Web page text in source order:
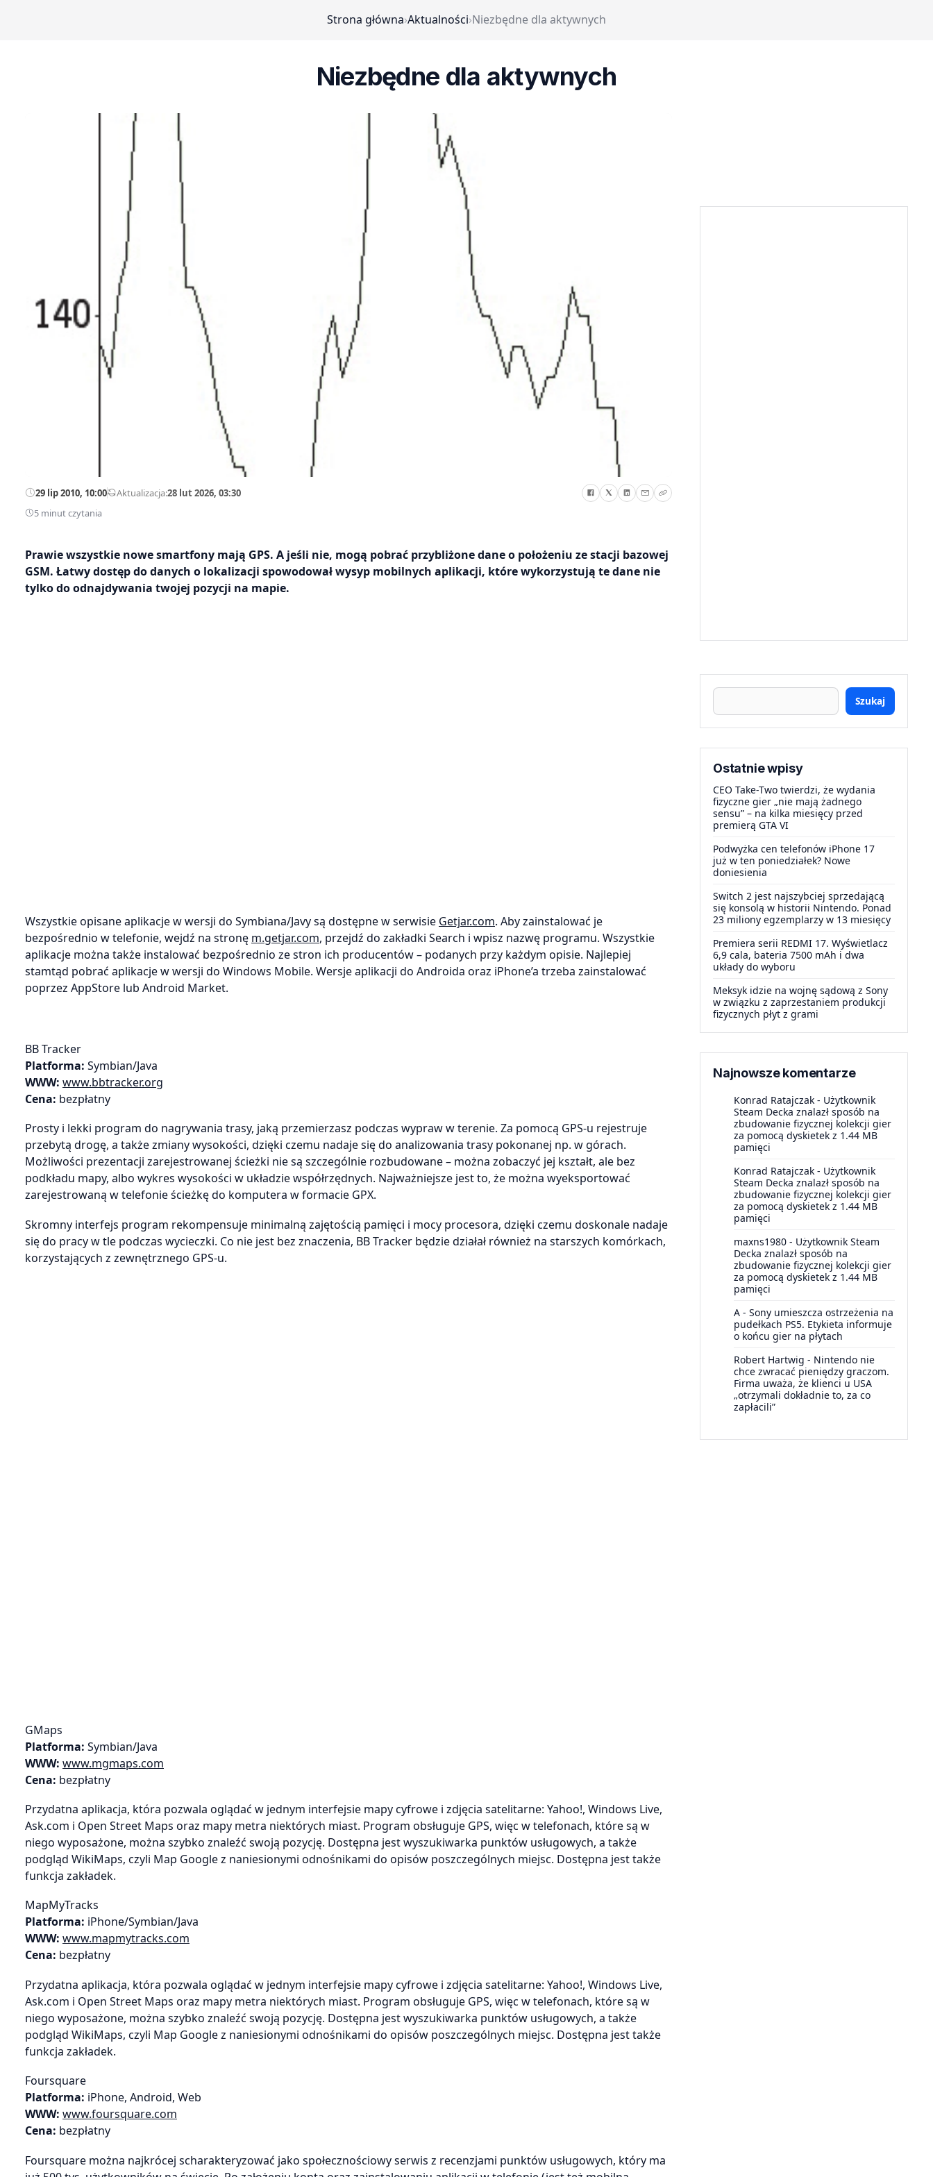
Strona główna›Aktualności›Niezbędne dla aktywnych
Niezbędne dla aktywnych
29 lip 2010, 10:00—Aktualizacja:28 lut 2026, 03:30
5 minut czytania
Prawie wszystkie nowe smartfony mają GPS. A jeśli nie, mogą pobrać przybliżone dane o położeniu ze stacji bazowej
GSM. Łatwy dostęp do danych o lokalizacji spowodował wysyp mobilnych aplikacji, które wykorzystują te dane nie
tylko do odnajdywania twojej pozycji na mapie.
Wszystkie opisane aplikacje w wersji do Symbiana/Javy są dostępne w serwisie Getjar.com. Aby zainstalować je
bezpośrednio w telefonie, wejdź na stronę m.getjar.com, przejdź do zakładki Search i wpisz nazwę programu. Wszystkie
aplikacje można także instalować bezpośrednio ze stron ich producentów – podanych przy każdym opisie. Najlepiej
stamtąd pobrać aplikacje w wersji do Windows Mobile. Wersje aplikacji do Androida oraz iPhone’a trzeba zainstalować
poprzez AppStore lub Android Market.
BB Tracker
Platforma: Symbian/Java
WWW: www.bbtracker.org
Cena: bezpłatny
Prosty i lekki program do nagrywania trasy, jaką przemierzasz podczas wypraw w terenie. Za pomocą GPS-u rejestruje
przebytą drogę, a także zmiany wysokości, dzięki czemu nadaje się do analizowania trasy pokonanej np. w górach.
Możliwości prezentacji zarejestrowanej ścieżki nie są szczególnie rozbudowane – można zobaczyć jej kształt, ale bez
podkładu mapy, albo wykres wysokości w układzie współrzędnych. Najważniejsze jest to, że można wyeksportować
zarejestrowaną w telefonie ścieżkę do komputera w formacie GPX.
Skromny interfejs program rekompensuje minimalną zajętością pamięci i mocy procesora, dzięki czemu doskonale nadaje
się do pracy w tle podczas wycieczki. Co nie jest bez znaczenia, BB Tracker będzie działał również na starszych komórkach,
korzystających z zewnętrznego GPS-u.
GMaps
Platforma: Symbian/Java
WWW: www.mgmaps.com
Cena: bezpłatny
Przydatna aplikacja, która pozwala oglądać w jednym interfejsie mapy cyfrowe i zdjęcia satelitarne: Yahoo!, Windows Live,
Ask.com i Open Street Maps oraz mapy metra niektórych miast. Program obsługuje GPS, więc w telefonach, które są w
niego wyposażone, można szybko znaleźć swoją pozycję. Dostępna jest wyszukiwarka punktów usługowych, a także
podgląd WikiMaps, czyli Map Google z naniesionymi odnośnikami do opisów poszczególnych miejsc. Dostępna jest także
funkcja zakładek.
MapMyTracks
Platforma: iPhone/Symbian/Java
WWW: www.mapmytracks.com
Cena: bezpłatny
Przydatna aplikacja, która pozwala oglądać w jednym interfejsie mapy cyfrowe i zdjęcia satelitarne: Yahoo!, Windows Live,
Ask.com i Open Street Maps oraz mapy metra niektórych miast. Program obsługuje GPS, więc w telefonach, które są w
niego wyposażone, można szybko znaleźć swoją pozycję. Dostępna jest wyszukiwarka punktów usługowych, a także
podgląd WikiMaps, czyli Map Google z naniesionymi odnośnikami do opisów poszczególnych miejsc. Dostępna jest także
funkcja zakładek.
Foursquare
Platforma: iPhone, Android, Web
WWW: www.foursquare.com
Cena: bezpłatny
Foursquare można najkrócej scharakteryzować jako społecznościowy serwis z recenzjami punktów usługowych, który ma
Szukaj
Ostatnie wpisy
CEO Take-Two twierdzi, że wydania
fizyczne gier „nie mają żadnego
sensu” – na kilka miesięcy przed
premierą GTA VI
Podwyżka cen telefonów iPhone 17
już w ten poniedziałek? Nowe
doniesienia
Switch 2 jest najszybciej sprzedającą
się konsolą w historii Nintendo. Ponad
23 miliony egzemplarzy w 13 miesięcy
Premiera serii REDMI 17. Wyświetlacz
6,9 cala, bateria 7500 mAh i dwa
układy do wyboru
Meksyk idzie na wojnę sądową z Sony
w związku z zaprzestaniem produkcji
fizycznych płyt z grami
Najnowsze komentarze
Konrad Ratajczak - Użytkownik
Steam Decka znalazł sposób na
zbudowanie fizycznej kolekcji gier
za pomocą dyskietek z 1.44 MB
pamięci
Konrad Ratajczak - Użytkownik
Steam Decka znalazł sposób na
zbudowanie fizycznej kolekcji gier
za pomocą dyskietek z 1.44 MB
pamięci
maxns1980 - Użytkownik Steam
Decka znalazł sposób na
zbudowanie fizycznej kolekcji gier
za pomocą dyskietek z 1.44 MB
pamięci
A - Sony umieszcza ostrzeżenia na
pudełkach PS5. Etykieta informuje
o końcu gier na płytach
Robert Hartwig - Nintendo nie
chce zwracać pieniędzy graczom.
Firma uważa, że klienci u USA
„otrzymali dokładnie to, za co
zapłacili”